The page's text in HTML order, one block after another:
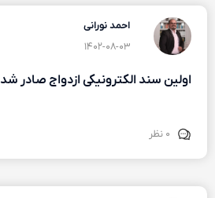
احمد نورانی
۱۴۰۲-۰۸-۰۳
اولین سند الکترونیکی ازدواج صادر شد
۰ نظر